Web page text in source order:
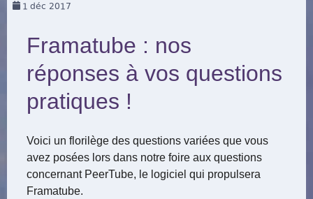
1 déc 2017
Framatube : nos
réponses à vos questions
pratiques !
Voici un florilège des questions variées que vous
avez posées lors dans notre foire aux questions
concernant PeerTube, le logiciel qui propulsera
Framatube.